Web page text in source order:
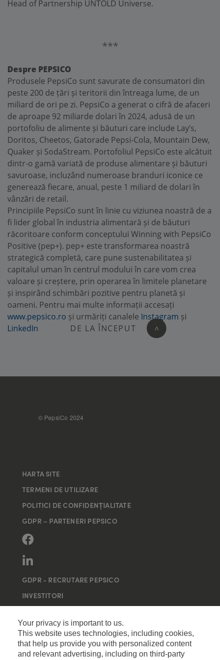
Your privacy is important to us.
This website uses technologies, including cookies,
that help us provide you with personalized content
and relevant advertising, including on third-party
Head of Partnership UNTOLD Universe.
***
Despre PEPSICO
Produsele PepsiCo sunt savurate de consumatori din
peste 200 de țări și teritorii din întreaga lume, de un
miliard de ori pe zi. PepsiCo a generat o cifră de afaceri
de aproape 92 miliarde dolari în 2024, adusă de un
portofoliu de alimente și băuturi care include Lay’s,
Doritos, Cheetos, Gatorade Pepsi-Cola, Mountain Dew,
Quaker și SodaStream. Portofoliul PepsiCo este alcătuit
dintr-o gamă variată de produse alimentare și băuturi
savuroase, incluzând numeroase branduri iconice ce
generează fiecare, anual, peste 1 miliard de dolari în
vânzări de retail.
Principiile PepsiCo sunt în linie cu viziunea noastră de a
fi lider global în industria alimentară și de băuturi
răcoritoare conform conceptului Winning with PepsiCo
Positive (pep+). pep+ este transformarea noastră
strategică completă, care pune sustenabilitatea și
capitalul uman în centrul modului în care vom crea
valoare și creștere, prin operarea în limitele planetare
și inspirând schimbări pozitive pentru planetă și
oameni. Pentru mai multe informații accesați
www.pepsico.ro și urmăriți canalele Instagram și
LinkedIn
FOOTER
© PepsiCo 2024
HARTA SITE
TERMENI DE UTILIZARE
POLITICI DE CONFIDENȚIALITATE
GDPR – PARTENERI PEPSICO
GDPR - RECRUTARE PEPSICO
INVESTITORI
DE LA ÎNCEPUT >